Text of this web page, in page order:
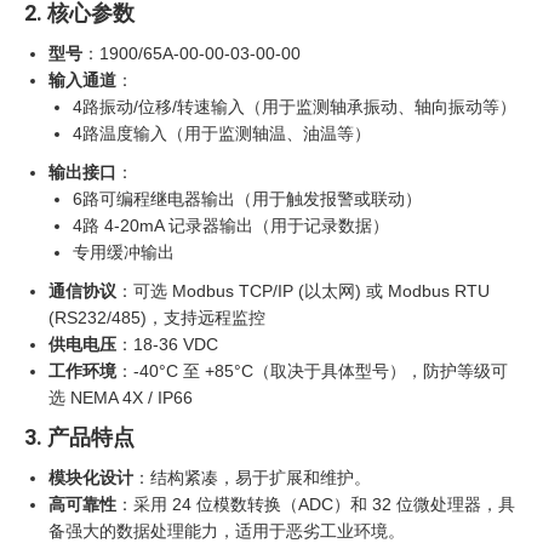
2. 核心参数
型号 ：1900/65A-00-00-03-00-00
输入通道 ：
4路振动/位移/转速输入（用于监测轴承振动、轴向振动等）
4路温度输入（用于监测轴温、油温等）
输出接口 ：
6路可编程继电器输出（用于触发报警或联动）
4路 4-20mA 记录器输出（用于记录数据）
专用缓冲输出
通信协议 ：可选 Modbus TCP/IP (以太网) 或 Modbus RTU
(RS232/485)，支持远程监控
供电电压 ：18-36 VDC
工作环境 ：-40°C 至 +85°C（取决于具体型号），防护等级可
选 NEMA 4X / IP66
3. 产品特点
模块化设计 ：结构紧凑，易于扩展和维护。
高可靠性 ：采用 24 位模数转换（ADC）和 32 位微处理器，具
备强大的数据处理能力，适用于恶劣工业环境。